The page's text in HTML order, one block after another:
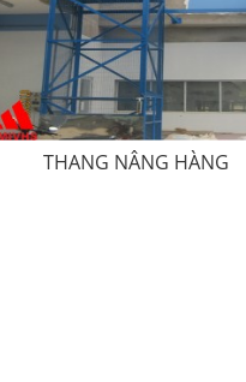
THANG NÂNG HÀNG